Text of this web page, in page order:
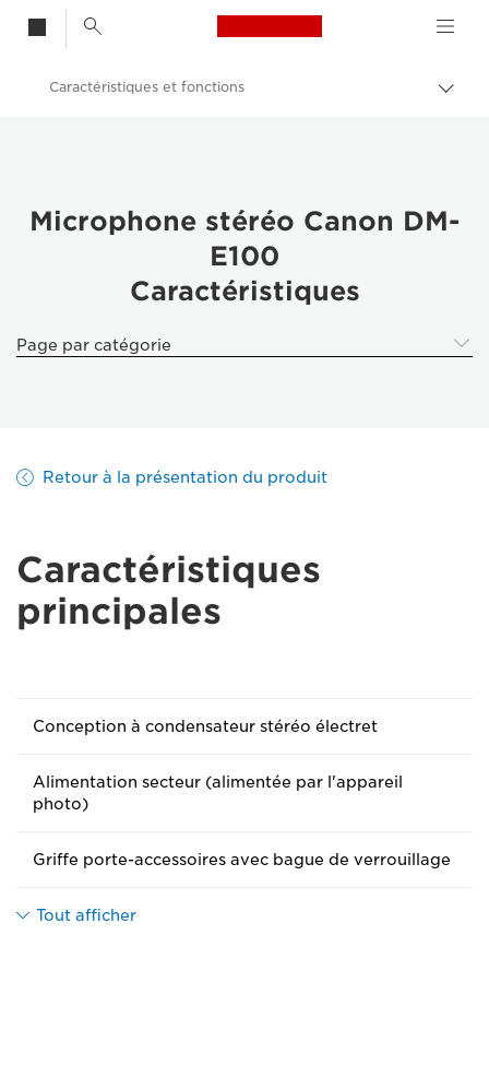
Canon Logo, back
Caractéristiques et fonctions
Microphone stéréo Canon DM-
E100
Caractéristiques
Page par catégorie
Retour à la présentation du produit
Caractéristiques
principales
Conception à condensateur stéréo électret
Alimentation secteur (alimentée par l'appareil
photo)
Griffe porte-accessoires avec bague de verrouillage
Tout afficher